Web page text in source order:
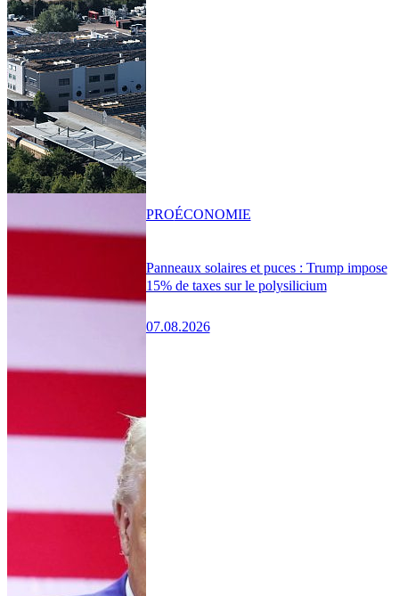
Panneaux solaires et puces : Trump impose
15% de taxes sur le polysilicium
07.08.2026
PROÉCONOMIE